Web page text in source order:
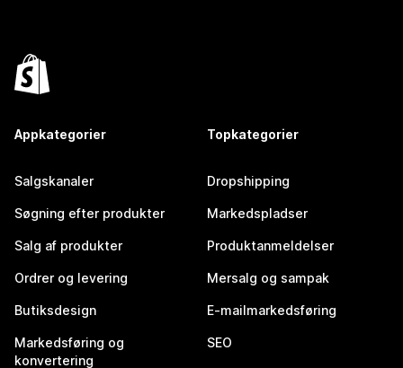
Appkategorier
Salgskanaler
Søgning efter produkter
Salg af produkter
Ordrer og levering
Butiksdesign
Markedsføring og
konvertering
Topkategorier
Dropshipping
Markedspladser
Produktanmeldelser
Mersalg og sampak
E-mailmarkedsføring
SEO